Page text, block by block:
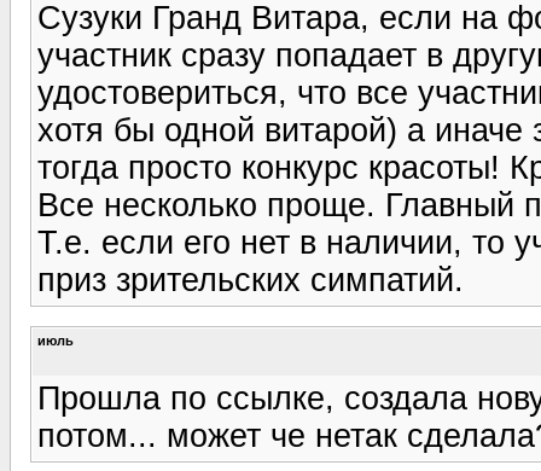
Сузуки Гранд Витара, если на
участник сразу попадает в
удостовериться, что все
хотя бы одной витарой) а иначе
тогда просто конкурс красоты!
Все несколько проще. Главный
Т.е. если его нет в наличии, то
приз зрительских симпатий.
июль
Прошла по ссылке, создала
потом... может че нетак